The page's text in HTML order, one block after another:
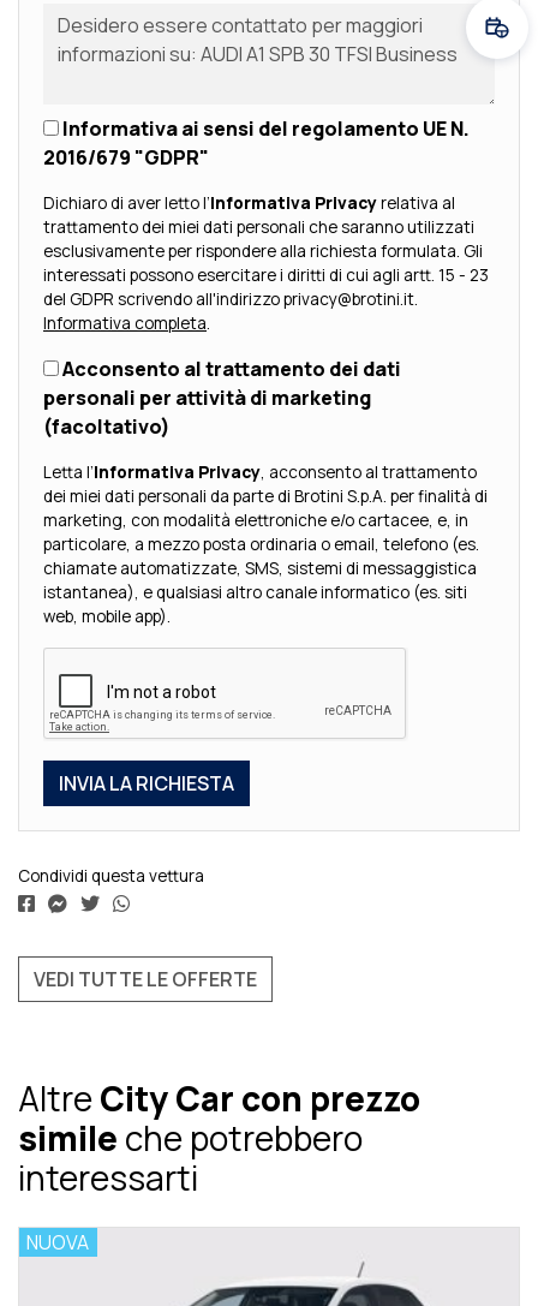
Informativa ai sensi del regolamento UE N.
2016/679 "GDPR"
Dichiaro di aver letto l’Informativa Privacyrelativa al
trattamento dei miei dati personali che saranno utilizzati
esclusivamente per rispondere alla richiesta formulata. Gli
interessati possono esercitare i diritti di cui agli artt. 15 - 23
del GDPR scrivendo all'indirizzo privacy@brotini.it.
Informativa completa.
Acconsento al trattamento dei dati
personali per attività di marketing
(facoltativo)
Letta l’Informativa Privacy, acconsento al trattamento
dei miei dati personali da parte di Brotini S.p.A. per finalità di
marketing, con modalità elettroniche e/o cartacee, e, in
particolare, a mezzo posta ordinaria o email, telefono (es.
chiamate automatizzate, SMS, sistemi di messaggistica
istantanea), e qualsiasi altro canale informatico (es. siti
web, mobile app).
Condividi questa vettura
VEDI TUTTE LE OFFERTE
AltreCity Car con prezzo
simile che potrebbero
interessarti
NUOVA